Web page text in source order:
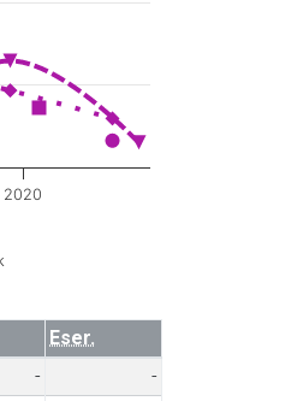
2020
Eser.
-
-